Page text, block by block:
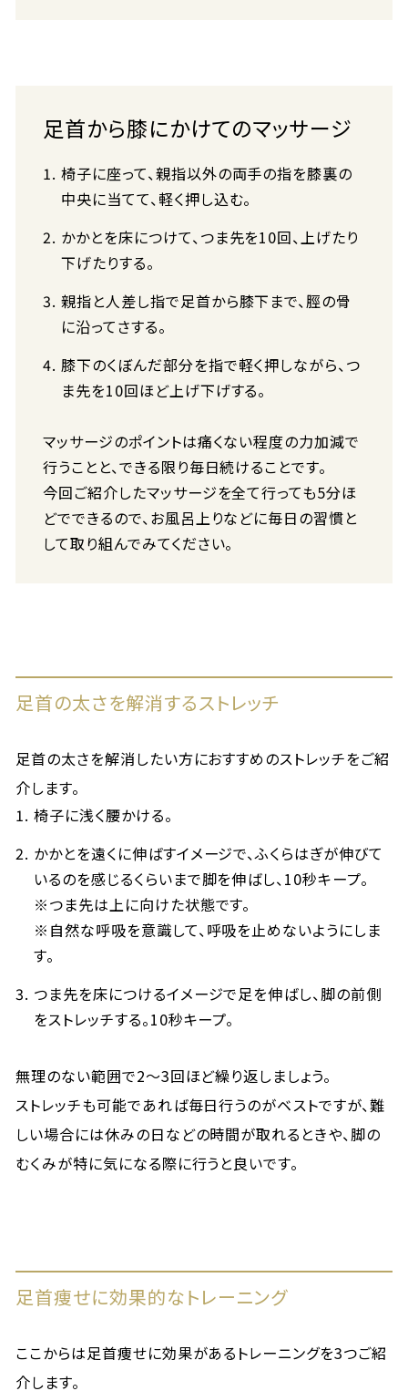
足首から膝にかけてのマッサージ
椅子に座って、親指以外の両手の指を膝裏の
中央に当てて、軽く押し込む。
かかとを床につけて、つま先を10回、上げたり
下げたりする。
親指と人差し指で足首から膝下まで、脛の骨
に沿ってさする。
膝下のくぼんだ部分を指で軽く押しながら、つ
ま先を10回ほど上げ下げする。
マッサージのポイントは痛くない程度の力加減で
行うことと、できる限り毎日続けることです。
今回ご紹介したマッサージを全て行っても5分ほ
どでできるので、お風呂上りなどに毎日の習慣と
して取り組んでみてください。
足首の太さを解消するストレッチ
足首の太さを解消したい方におすすめのストレッチをご紹
介します。
椅子に浅く腰かける。
かかとを遠くに伸ばすイメージで、ふくらはぎが伸びて
いるのを感じるくらいまで脚を伸ばし、10秒キープ。
※つま先は上に向けた状態です。
※自然な呼吸を意識して、呼吸を止めないようにしま
す。
つま先を床につけるイメージで足を伸ばし、脚の前側
をストレッチする。10秒キープ。
無理のない範囲で2～3回ほど繰り返しましょう。
ストレッチも可能であれば毎日行うのがベストですが、難
しい場合には休みの日などの時間が取れるときや、脚の
むくみが特に気になる際に行うと良いです。
足首痩せに効果的なトレーニング
ここからは足首痩せに効果があるトレーニングを3つご紹
介します。